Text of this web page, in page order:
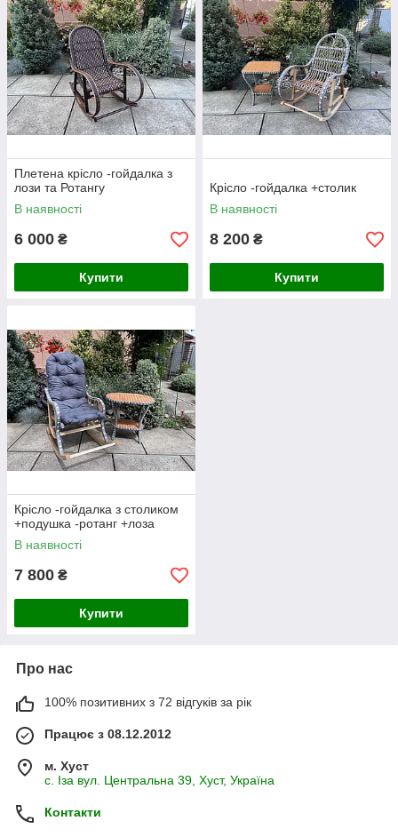
Плетена крісло -гойдалка з
лози та Ротангу
В наявності
6 000 ₴
Купити
Крісло -гойдалка +столик
В наявності
8 200 ₴
Купити
Крісло -гойдалка з столиком
+подушка -ротанг +лоза
В наявності
7 800 ₴
Купити
Про нас
100% позитивних з 72 відгуків за рік
Працює з 08.12.2012
м. Хуст
с. Іза вул. Центральна 39, Хуст, Україна
Контакти